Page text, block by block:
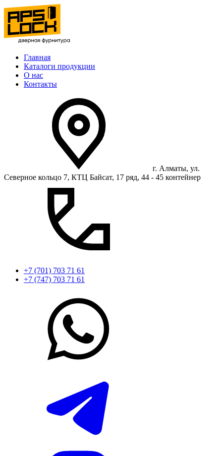
Главная
Каталоги продукции
О нас
Контакты
г. Алматы, ул.
Северное кольцо 7, КТЦ Байсат, 17 ряд, 44 - 45 контейнер
+7 (701) 703 71 61
+7 (747) 703 71 61